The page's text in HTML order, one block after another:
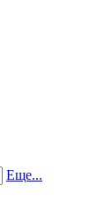
Еще...